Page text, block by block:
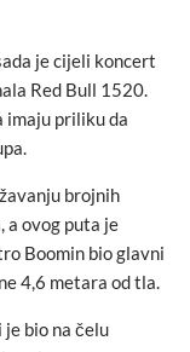
je cijeli koncert
Red Bull 1520.
imaju priliku da
brojnih
a ovog puta je
Boomin bio glavni
4,6 metara od tla.
je bio na čelu